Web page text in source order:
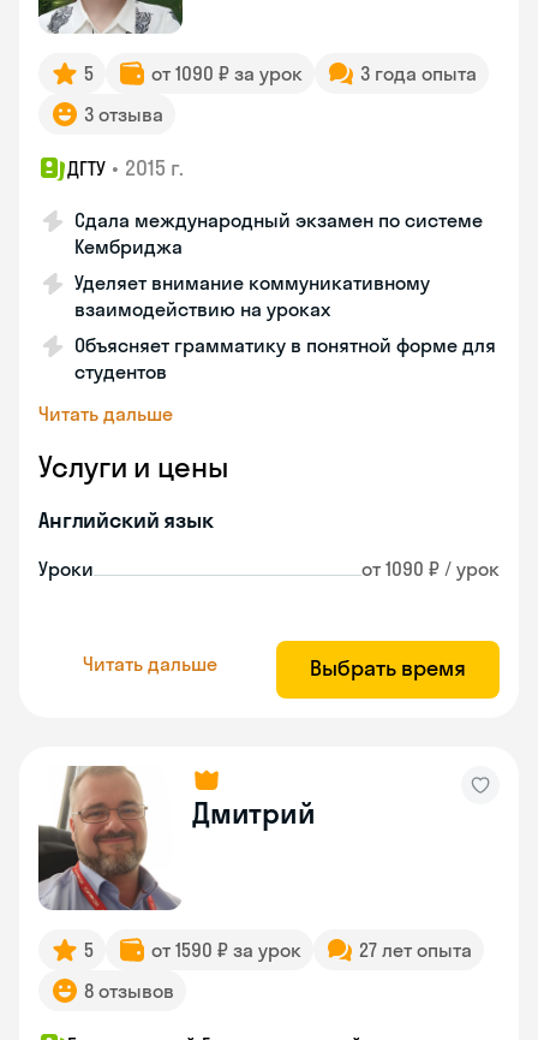
5 от 1090 ₽ за урок
3 года опыта
3 отзыва
ДГТУ • 2015 г.
Сдала международный экзамен по системе
Кембриджа
Уделяет внимание коммуникативному
взаимодействию на уроках
Объясняет грамматику в понятной форме для
студентов
Читать дальше
Услуги и цены
Английский язык
Уроки от 1090 ₽ / урок
Читать дальше Выбрать время
Дмитрий
5 от 1590 ₽ за урок
27 лет опыта
8 отзывов